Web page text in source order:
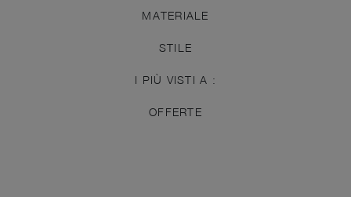
MATERIALE
STILE
I PIÙ VISTI A :
OFFERTE